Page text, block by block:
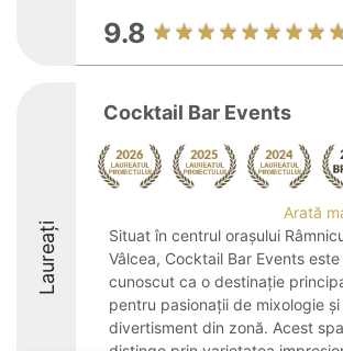
9.8
Laureați
Cocktail Bar Events
Arată
Situat în centrul orașului
Vâlcea, Cocktail Bar Events este
cunoscut ca o destinație
pentru pasionații de mixologie și
divertisment din zonă. Acest